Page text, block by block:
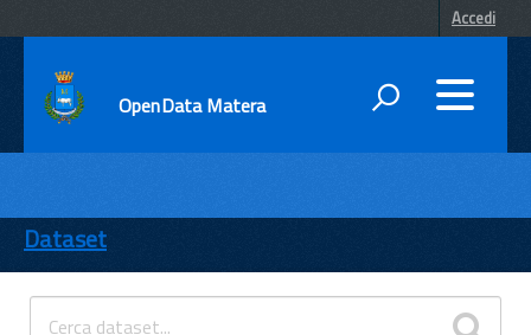
Accedi
OpenData Matera
ENTI
TEMI
INFORMAZIONI
Dataset